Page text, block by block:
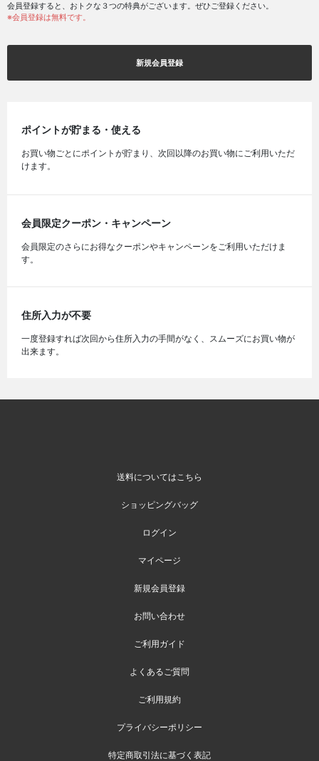
会員登録すると、おトクな３つの特典がございます。ぜひご登録ください。
※会員登録は無料です。
新規会員登録
ポイントが貯まる・使える
お買い物ごとにポイントが貯まり、次回以降のお買い物にご利用いただ
けます。
会員限定クーポン・キャンペーン
会員限定のさらにお得なクーポンやキャンペーンをご利用いただけま
す。
住所入力が不要
一度登録すれば次回から住所入力の手間がなく、スムーズにお買い物が
出来ます。
送料についてはこちら
ショッピングバッグ
ログイン
マイページ
新規会員登録
お問い合わせ
ご利用ガイド
よくあるご質問
ご利用規約
プライバシーポリシー
特定商取引法に基づく表記